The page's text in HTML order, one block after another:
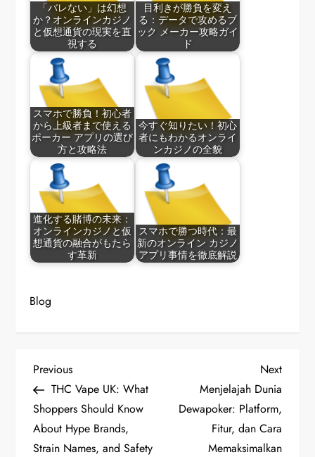
「バレない」は幻想
か？オンラインカジノ
と仮想通貨の現実を直
視する
目利きが勝負を変え
る：データで攻めるブ
ック メーカー攻略ガイ
ド
スマホで勝負！初心者
から上級者まで使える
ポーカー アプリの選び
方と攻略法
今すぐ知りたい！初心
者にもわかるオンライ
ンカジノの全貌
進化する賭博の未来：
オンラインカジノと仮
想通貨の融合がもたら
す革新
スマホで勝つ時代：最
新のオンライン カジノ
アプリ事情を徹底解説
Blog
P
o
s
Previous
Post
Previous
THC Vape UK: What
Shoppers Should Know
About Hype Brands,
Strain Names, and Safety
Next
Post
Next
Menjelajah Dunia
Dewapoker: Platform,
Fitur, dan Cara
Memaksimalkan